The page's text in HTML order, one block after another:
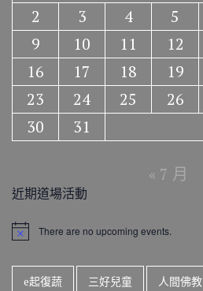
2
3 4 5
9
10 11 12
16
17 18 19
23
24 25 26
30
31
« 7 月
近期道場活動
N
There are no upcoming events.
e起復蔬 三好兒童 人間佛教